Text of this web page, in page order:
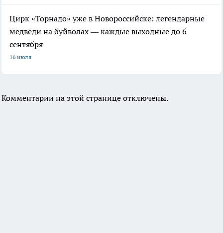
Цирк «Торнадо» уже в Новороссийске: легендарные
медведи на буйволах — каждые выходные до 6
сентября
16 июля
Комментарии на этой странице отключены.